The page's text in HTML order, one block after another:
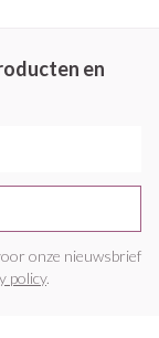
en
onze nieuwsbrief
policy.